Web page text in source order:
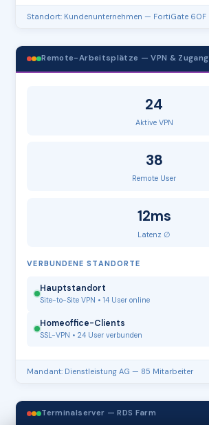
Standort: Kundenunternehmen — FortiGate 60F
Remote-Arbeitsplätze — VPN & Zugang
24
Aktive VPN
38
Remote User
12ms
Latenz ∅
VERBUNDENE STANDORTE
Hauptstandort
Site-to-Site VPN • 14 User online
Homeoffice-Clients
SSL-VPN • 24 User verbunden
Mandant: Dienstleistung AG — 85 Mitarbeiter
Terminalserver — RDS Farm